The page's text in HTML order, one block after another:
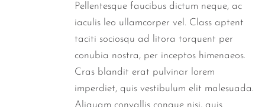
Pellentesque faucibus dictum neque, ac
iaculis leo ullamcorper vel. Class aptent
taciti sociosqu ad litora torquent per
conubia nostra, per inceptos himenaeos.
Cras blandit erat pulvinar lorem
imperdiet, quis vestibulum elit malesuada.
Aliquam convallis congue nisi, quis